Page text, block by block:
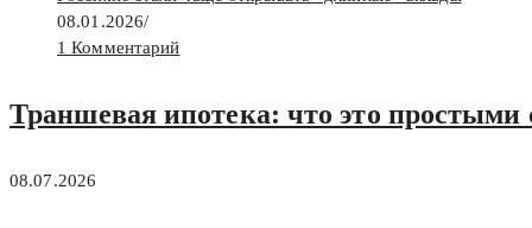
08.01.2026/
1 Комментарий
Траншевая ипотека: что это
08.07.2026